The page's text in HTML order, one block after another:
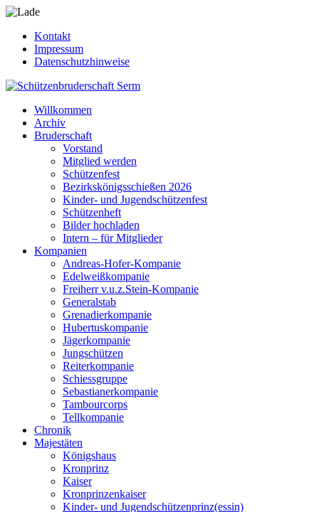
Kontakt
Impressum
Datenschutzhinweise
Willkommen
Archiv
Bruderschaft
Vorstand
Mitglied werden
Schützenfest
Bezirkskönigsschießen 2026
Kinder- und Jugendschützenfest
Schützenheft
Bilder hochladen
Intern – für Mitglieder
Kompanien
Andreas-Hofer-Kompanie
Edelweißkompanie
Freiherr v.u.z.Stein-Kompanie
Generalstab
Grenadierkompanie
Hubertuskompanie
Jägerkompanie
Jungschützen
Reiterkompanie
Schiessgruppe
Sebastianerkompanie
Tambourcorps
Tellkompanie
Chronik
Majestäten
Königshaus
Kronprinz
Kaiser
Kronprinzenkaiser
Kinder- und Jugendschützenprinz(essin)